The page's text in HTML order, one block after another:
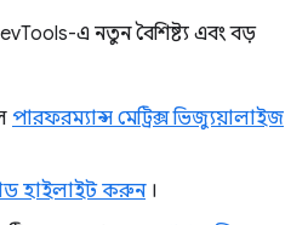
এ নতুন বৈশিষ্ট্য এবং বড়
পারফরম্যান্স মেট্রিক্স ভিজ্যুয়ালাইজ
হাইলাইট করুন।